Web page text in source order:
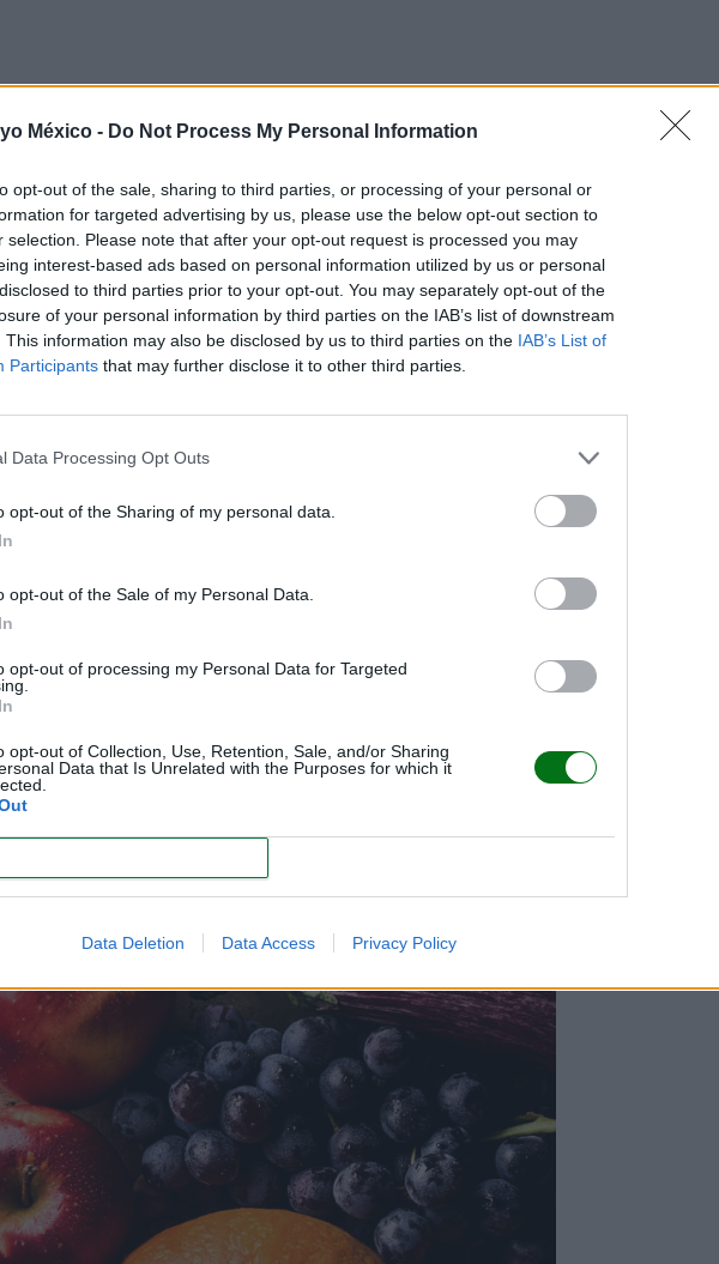
México - Do Not Process My Personal Information
opt-out of the sale, sharing to third parties, or processing of your personal or
for targeted advertising by us, please use the below opt-out section to
selection. Please note that after your opt-out request is processed you may
interest-based ads based on personal information utilized by us or personal
to third parties prior to your opt-out. You may separately opt-out of the
of your personal information by third parties on the IAB’s list of downstream
This information may also be disclosed by us to third parties on the IAB’s List of
Participants that may further disclose it to other third parties.
Data Processing Opt Outs
opt-out of the Sharing of my personal data.
opt-out of the Sale of my Personal Data.
opt-out of processing my Personal Data for Targeted
opt-out of Collection, Use, Retention, Sale, and/or Sharing
Data that Is Unrelated with the Purposes for which it
Data Deletion Data Access Privacy Policy
niños
y ayudan a prevenir resfriados, comunes en esta época. Son
a la digestión y mantiene a los niños saciados por más
de fibra favorece el tránsito intestinal.
a mantener la hidratación. Se pueden servir como snack o en
más vitamina C que la naranja y es perfecta para prevenir